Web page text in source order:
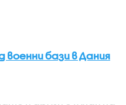
военни бази в Дания